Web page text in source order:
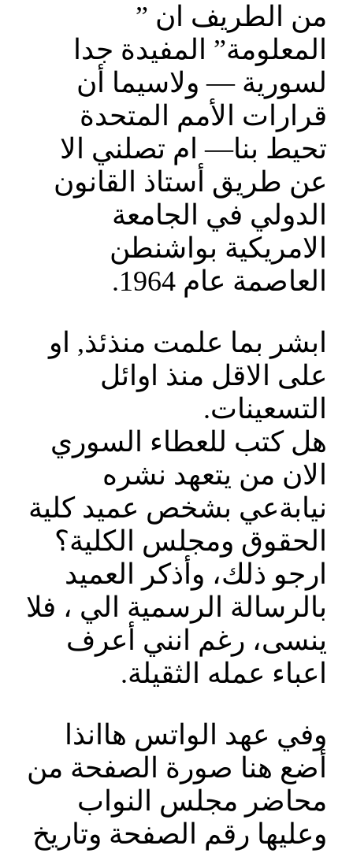
من الطريف ان ”
المعلومة” المفيدة جدا
لسورية — ولاسيما أن
قرارات الأمم المتحدة
تحيط بنا— ام تصلني الا
عن طريق أستاذ القانون
الدولي في الجامعة
الامريكية بواشنطن
العاصمة عام 1964.
ابشر بما علمت منذئذ, او
على الاقل منذ اوائل
التسعينات.
هل كتب للعطاء السوري
الان من يتعهد نشره
نيابةعي بشخص عميد كلية
الحقوق ومجلس الكلية؟
ارجو ذلك، وأذكر العميد
بالرسالة الرسمية الي ، فلا
ينسى، رغم انني أعرف
اعباء عمله الثقيلة.
وفي عهد الواتس هاانذا
أضع هنا صورة الصفحة من
محاضر مجلس النواب
وعليها رقم الصفحة وتاريخ